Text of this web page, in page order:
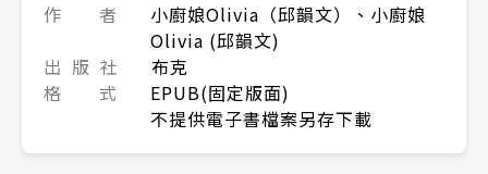
作 者
小廚娘Olivia（邱韻文）、小廚娘
Olivia (邱韻文)
出 版 社
布克
格 式
EPUB(固定版面)
不提供電子書檔案另存下載